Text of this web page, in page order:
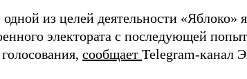
из целей деятельности «Яблоко»
электората с последующей
сообщает Telegram-канал